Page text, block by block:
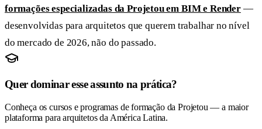
formações especializadas da Projetou em BIM e Render—
desenvolvidas para arquitetos que querem trabalhar no nível
do mercado de 2026, não do passado.
Quer dominar esse assunto na prática?
Conheça os cursos e programas de formação da Projetou — a maior
plataforma para arquitetos da América Latina.